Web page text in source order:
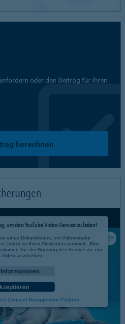
oder den Beitrag für Ihren
berechnen
um den YouTube Video-Service zu laden!
eines Drittanbieters, um Videoinhalte
Daten zu Ihren Aktivitäten sammeln. Bitte
Sie der Nutzung des Service zu, um
Video anzusehen.
Consent Management Platform